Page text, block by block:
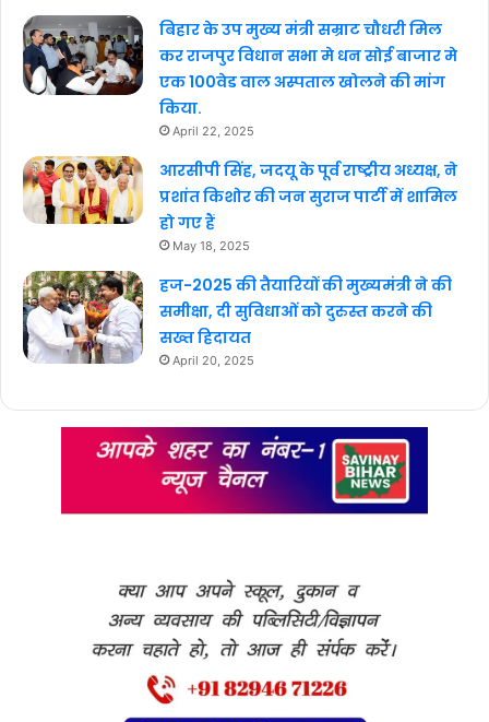
बिहार के उप मुख्य मंत्री सम्राट चौधरी मिल
कर राजपुर विधान सभा मे धन सोई बाजार मे
एक 100वेड वाल अस्पताल खोलने की मांग
किया.
April 22, 2025
आरसीपी सिंह, जदयू के पूर्व राष्ट्रीय अध्यक्ष, ने
प्रशांत किशोर की जन सुराज पार्टी में शामिल
हो गए हैं
May 18, 2025
हज-2025 की तैयारियों की मुख्यमंत्री ने की
समीक्षा, दी सुविधाओं को दुरुस्त करने की
सख्त हिदायत
April 20, 2025